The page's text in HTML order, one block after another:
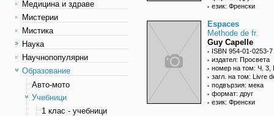
Медицина и здраве
Мистерии
Мистика
Наука
Научнопопулярни
Образование
Авто-мото
Учебници
1 клас - учебници
език: Френски
Espaces
Methode de fr.
Guy Capelle
ISBN 954-01-0253-7
издател: Просвета
номер на том: Ч. 3,
загл. на том: Livre
подвързия: мека
формат: друг
език: Френски